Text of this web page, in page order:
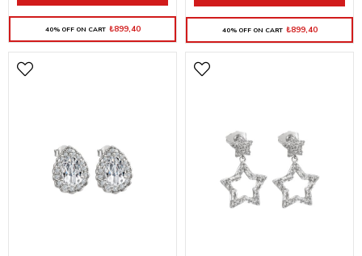
40% OFF ON CART ₺899,40 40% OFF ON CART ₺899,40